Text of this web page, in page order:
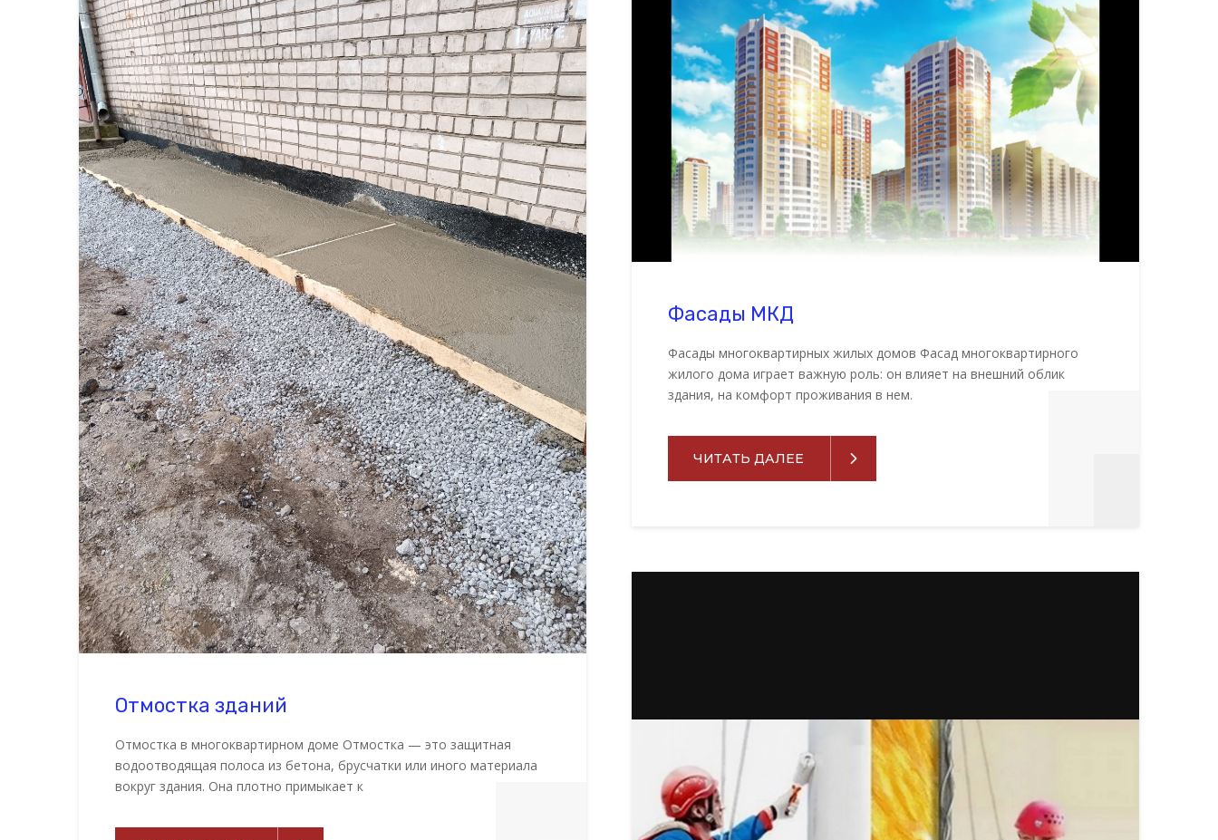
Отмостка зданий
Отмостка в многоквартирном доме Отмостка — это защитная
водоотводящая полоса из бетона, брусчатки или иного материала
вокруг здания. Она плотно примыкает к
Фасады МКД
Фасады многоквартирных жилых домов Фасад многоквартирного
жилого дома играет важную роль: он влияет на внешний облик
здания, на комфорт проживания в нем.
ЧИТАТЬ ДАЛЕЕ